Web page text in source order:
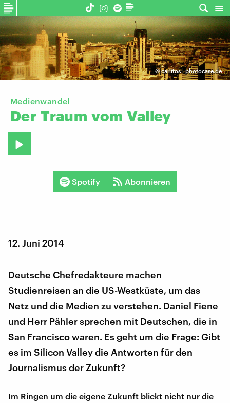
©carlitos | photocase.de
Medienwandel
Der Traum vom Valley
Spotify Abonnieren
12. Juni 2014
Deutsche Chefredakteure machen
Studienreisen an die US-Westküste, um das
Netz und die Medien zu verstehen. Daniel Fiene
und Herr Pähler sprechen mit Deutschen, die in
San Francisco waren. Es geht um die Frage: Gibt
es im Silicon Valley die Antworten für den
Journalismus der Zukunft?
Im Ringen um die eigene Zukunft blickt nicht nur die